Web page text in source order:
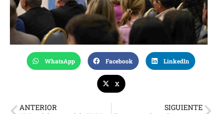
WhatsApp Facebook LinkedIn
X
ANTERIOR SIGUIENTE